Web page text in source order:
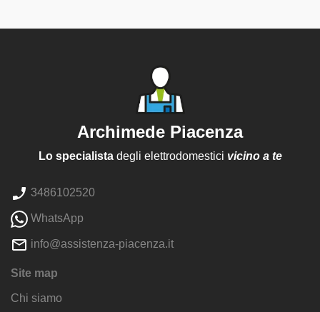
Archimede Piacenza
Lo specialistadegli elettrodomestici vicino a te
3486102520
WhatsApp
info@assistenza-piacenza.it
Site map
Chi siamo